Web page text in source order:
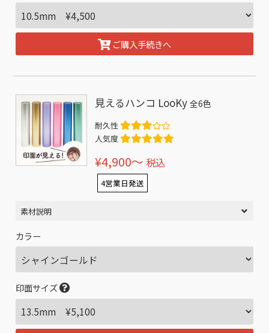
ご購入手続きへ
見えるハンコ LooKy全6色
耐久性
人気度
¥4,900〜 税込
4営業日発送
素材説明
カラー
印面サイズ